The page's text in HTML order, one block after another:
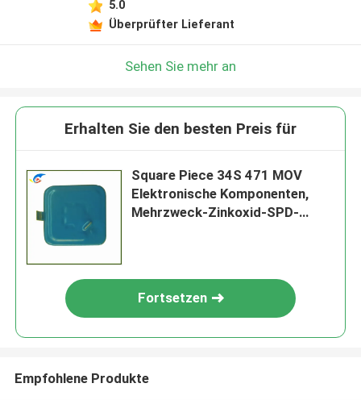
5.0
Überprüfter Lieferant
Sehen Sie mehr an
Erhalten Sie den besten Preis für
Square Piece 34S 471 MOV
Elektronische Komponenten,
Mehrzweck-Zinkoxid-SPD-
Fortsetzen
Empfohlene Produkte